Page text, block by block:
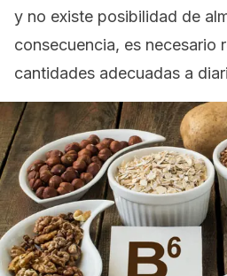
y no existe posibilidad de
consecuencia, es necesario
cantidades adecuadas a